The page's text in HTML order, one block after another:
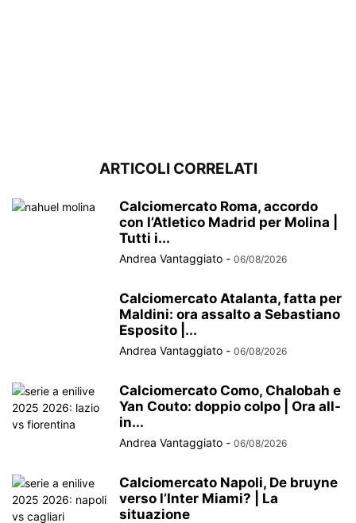
ARTICOLI CORRELATI
Calciomercato Roma, accordo
con l’Atletico Madrid per Molina |
Tutti i...
Andrea Vantaggiato - 06/08/2026
Calciomercato Atalanta, fatta per
Maldini: ora assalto a Sebastiano
Esposito |...
Andrea Vantaggiato - 06/08/2026
Calciomercato Como, Chalobah e
Yan Couto: doppio colpo | Ora all-
in...
Andrea Vantaggiato - 06/08/2026
Calciomercato Napoli, De bruyne
verso l’Inter Miami? | La
situazione